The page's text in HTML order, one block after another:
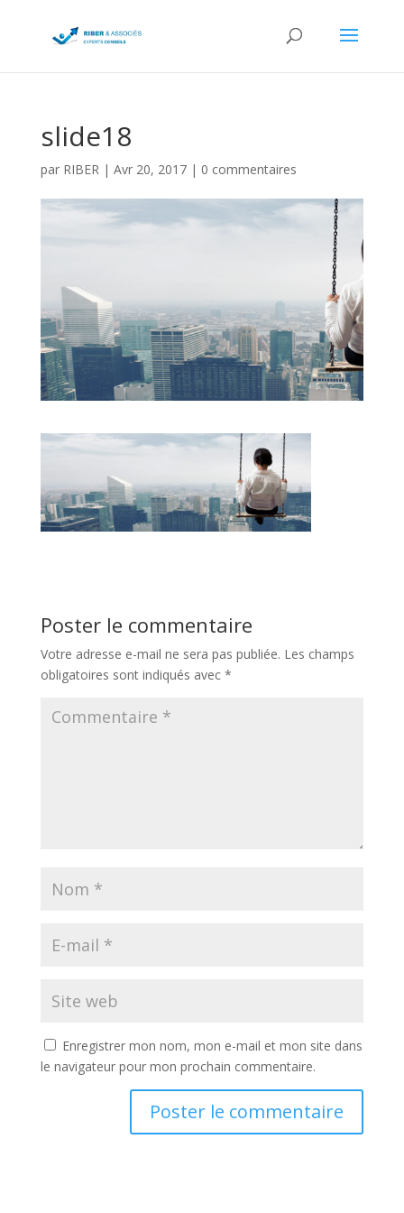
slide18
par RIBER| Avr 20, 2017| 0 commentaires
Poster le commentaire
Votre adresse e-mail ne sera pas publiée. Les champs
obligatoires sont indiqués avec *
Enregistrer mon nom, mon e-mail et mon site dans
le navigateur pour mon prochain commentaire.